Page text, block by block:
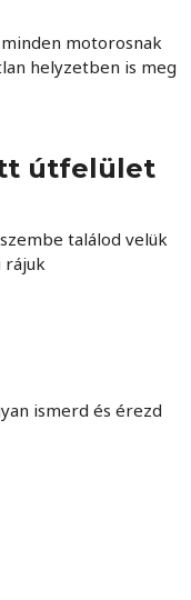
motorosnak
helyzetben is meg
útfelület
találod velük
rájuk
ismerd és érezd